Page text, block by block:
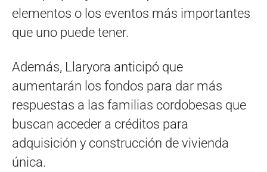
elementos o los eventos más importantes
que uno puede tener.
Además, Llaryora anticipó que
aumentarán los fondos para dar más
respuestas a las familias cordobesas que
buscan acceder a créditos para
adquisición y construcción de vivienda
única.